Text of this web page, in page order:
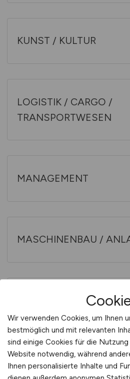
KUNST / KULTUR
LOGISTIK / CARGO /
TRANSPORTWESEN
MANAGEMENT
MASCHINENBAU /
MEDIEN /
Wir verwenden Cookies, um Ihnen
bestmöglich und mit relevanten
sind einige Cookies für die
Website notwendig, während
Ihnen personalisierte Inhalte und